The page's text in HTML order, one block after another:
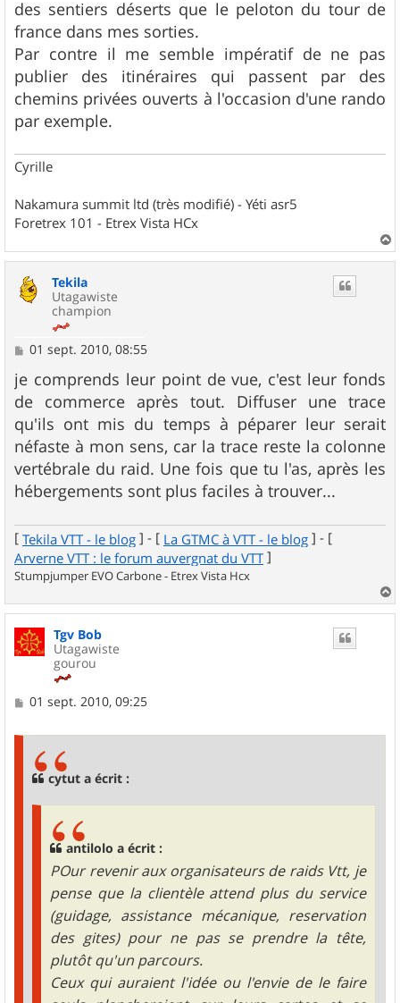
des sentiers déserts que le peloton du tour de
france dans mes sorties.
Par contre il me semble impératif de ne pas
publier des itinéraires qui passent par des
chemins privées ouverts à l'occasion d'une rando
par exemple.
Cyrille
Nakamura summit ltd (très modifié) - Yéti asr5
Foretrex 101 - Etrex Vista HCx
a
Tekila
Utagawiste
champion
M
s
s
a
g
e
01 sept. 2010, 08:55
je comprends leur point de vue, c'est leur fonds
de commerce après tout. Diffuser une trace
qu'ils ont mis du temps à péparer leur serait
néfaste à mon sens, car la trace reste la colonne
vertébrale du raid. Une fois que tu l'as, après les
hébergements sont plus faciles à trouver...
[ Tekila VTT - le blog ] - [ La GTMC à VTT - le blog ] - [
Arverne VTT : le forum auvergnat du VTT ]
Stumpjumper EVO Carbone - Etrex Vista Hcx
a
u
Tgv Bob
Utagawiste
gourou
M
01 sept. 2010, 09:25
cytut a écrit :
antilolo a écrit :
POur revenir aux organisateurs de raids Vtt, je
pense que la clientèle attend plus du service
(guidage, assistance mécanique, reservation
des gites) pour ne pas se prendre la tête,
plutôt qu'un parcours.
Ceux qui auraient l'idée ou l'envie de le faire